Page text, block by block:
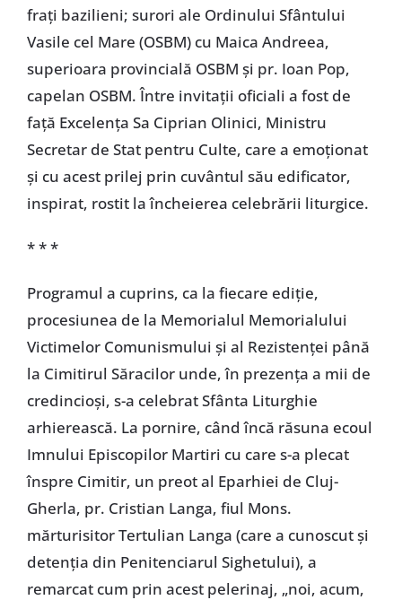
frați bazilieni; surori ale Ordinului Sfântului
Vasile cel Mare (OSBM) cu Maica Andreea,
superioara provincială OSBM și pr. Ioan Pop,
capelan OSBM. Între invitații oficiali a fost de
față Excelența Sa Ciprian Olinici, Ministru
Secretar de Stat pentru Culte, care a emoționat
și cu acest prilej prin cuvântul său edificator,
inspirat, rostit la încheierea celebrării liturgice.
* * *
Programul a cuprins, ca la fiecare ediție,
procesiunea de la Memorialul Memorialului
Victimelor Comunismului și al Rezistenței până
la Cimitirul Săracilor unde, în prezența a mii de
credincioși, s-a celebrat Sfânta Liturghie
arhierească. La pornire, când încă răsuna ecoul
Imnului Episcopilor Martiri cu care s-a plecat
înspre Cimitir, un preot al Eparhiei de Cluj-
Gherla, pr. Cristian Langa, fiul Mons.
mărturisitor Tertulian Langa (care a cunoscut și
detenția din Penitenciarul Sighetului), a
remarcat cum prin acest pelerinaj, „noi, acum,